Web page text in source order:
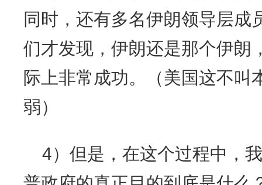
同时，还有多名伊朗领导层成
们才发现，伊朗还是那个伊朗
际上非常成功。（美国这不叫
弱）
4）但是，在这个过程中，